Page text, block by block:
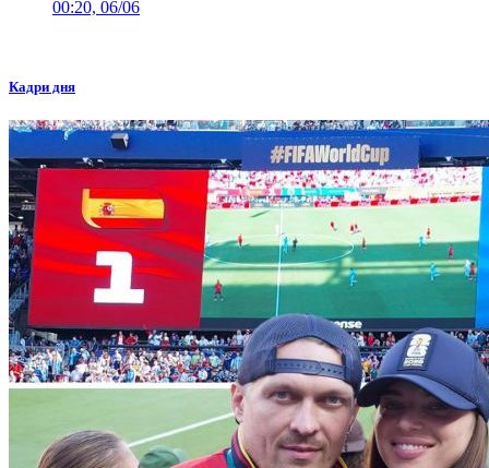
00:20, 06/06
Кадри дня